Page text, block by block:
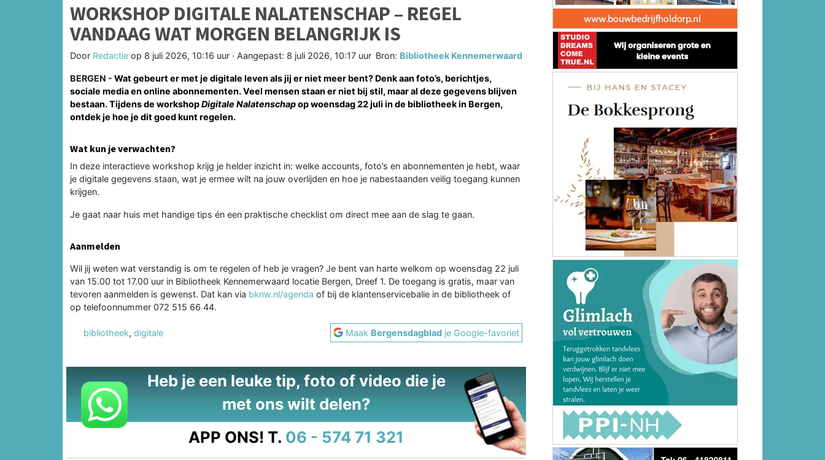
WORKSHOP DIGITALE NALATENSCHAP – REGEL
VANDAAG WAT MORGEN BELANGRIJK IS
Door Redactie op 8 juli 2026, 10:16 uur · Aangepast: 8 juli 2026, 10:17 uur Bron: Bibliotheek Kennemerwaard
BERGEN - Wat gebeurt er met je digitale leven als jij er niet meer bent? Denk aan foto’s, berichtjes,
sociale media en online abonnementen. Veel mensen staan er niet bij stil, maar al deze gegevens blijven
bestaan. Tijdens de workshopDigitale Nalatenschapop woensdag 22 juli in de bibliotheek in Bergen,
ontdek je hoe je dit goed kunt regelen.
Wat kun je verwachten?
In deze interactieve workshop krijg je helder inzicht in: welke accounts, foto’s en abonnementen je hebt, waar
je digitale gegevens staan, wat je ermee wilt na jouw overlijden en hoe je nabestaanden veilig toegang kunnen
krijgen.
Je gaat naar huis met handige tips én een praktische checklist om direct mee aan de slag te gaan.
Aanmelden
Wil jij weten wat verstandig is om te regelen of heb je vragen? Je bent van harte welkom op woensdag 22 juli
van 15.00 tot 17.00 uur in Bibliotheek Kennemerwaard locatie Bergen, Dreef 1. De toegang is gratis, maar van
tevoren aanmelden is gewenst. Dat kan via bknw.nl/agenda of bij de klantenservicebalie in de bibliotheek of
op telefoonnummer 072 515 66 44.
bibliotheek, digitale Maak Bergensdagblad je Google-favoriet
Heb je een leuke tip, foto of video die je
met ons wilt delen?
APP ONS! T. 06 - 574 71 321